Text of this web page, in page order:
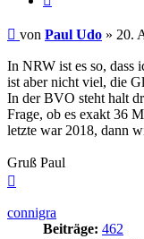
Beitrag
von Paul Udo » 20.
In NRW ist es so, dass
ist aber nicht viel, die
In der BVO steht halt
Frage, ob es exakt 36
letzte war 2018, dann
Gruß Paul
connigra
Beiträge: 462